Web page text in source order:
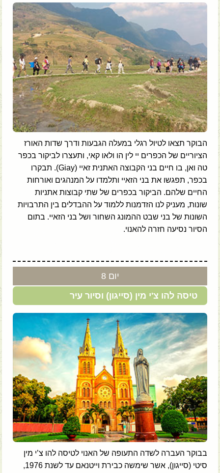
הבוקר תצאו לטיול רגלי במעלה הגבעות ודרך שדות האורז
הציוריים של הכפרים יי לין הו ולאו קאי, ותעצרו לביקור בכפר
טה ואן, בו חיים בני הקבוצה האתנית זאיי (Giay). תבקרו
בכפר, תפגשו את בני הזאיי ותלמדו על המנהגים ואורחות
החיים שלהם. הביקור בכפרים של שתי קבוצות אתניות
שונות, מעניק לנו הזדמנות ללמוד על ההבדלים בין התרבויות
השונות של בני שבט ההמונג השחור ושל בני הזאיי. בתום
הסיור נסיעה חזרה להאנוי.
טיסה להו צ'י מין (סייגון) וסיור עיר
יום 8
בבוקר העברה לשדה התעופה של האנוי לטיסה להו צ’י מין
סיטי (סייגון), אשר שימשה כבירת וייטנאם עד לשנת 1976,